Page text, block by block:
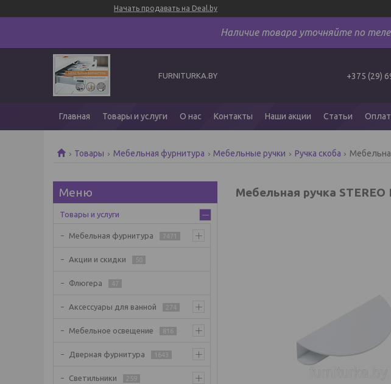
Начать продавать на Deal.by
Наличие товара уточняйте по
FURNITURKA.BY +375 (29)
Главная Товары и услуги О нас Контакты Наши акции Статьи
Товары Мебельная фурнитура Мебельные ручки Ручка скоба
Мебельная ручка STEREO
Товары и услуги
Мебельная фурнитура 7471
Акции и скидки 50
Флюгера 47
Аксессуары для ванной 274
Мебельное освещение 816
Дверная фурнитура 1643
Светильники 259